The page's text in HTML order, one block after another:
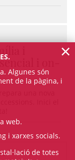
i
i on-
una nova
Algunes són
de la pàgina, i
web.
i xarxes socials.
de totes
×